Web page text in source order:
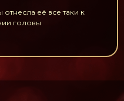
отнесла её все таки к
головы